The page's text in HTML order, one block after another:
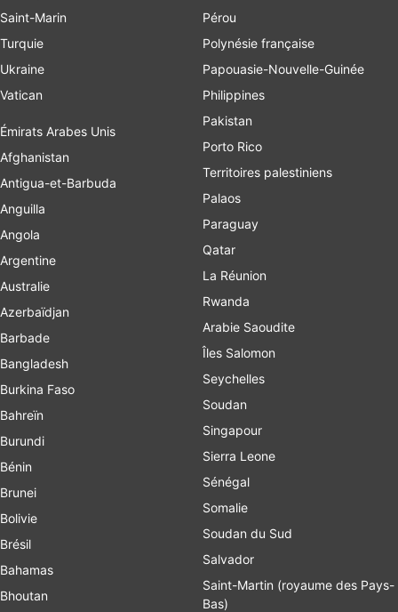
Saint-Marin
Turquie
Ukraine
Vatican
Émirats Arabes Unis
Afghanistan
Antigua-et-Barbuda
Anguilla
Angola
Argentine
Australie
Azerbaïdjan
Barbade
Bangladesh
Burkina Faso
Bahreïn
Burundi
Bénin
Brunei
Bolivie
Brésil
Bahamas
Bhoutan
Pérou
Polynésie française
Papouasie-Nouvelle-Guinée
Philippines
Pakistan
Porto Rico
Territoires palestiniens
Palaos
Paraguay
Qatar
La Réunion
Rwanda
Arabie Saoudite
Îles Salomon
Seychelles
Soudan
Singapour
Sierra Leone
Sénégal
Somalie
Soudan du Sud
Salvador
Saint-Martin (royaume des Pays-
Bas)